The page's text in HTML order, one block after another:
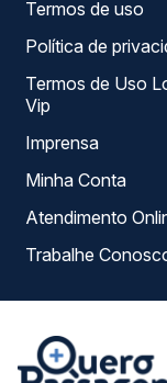
Termos de uso
Política de
Termos de Uso Louge
Vip
Imprensa
Minha Conta
Atendimento
Trabalhe